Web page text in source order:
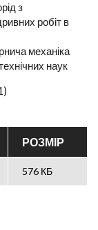
з
робіт в
механіка
наук
РОЗМІР
576 КБ